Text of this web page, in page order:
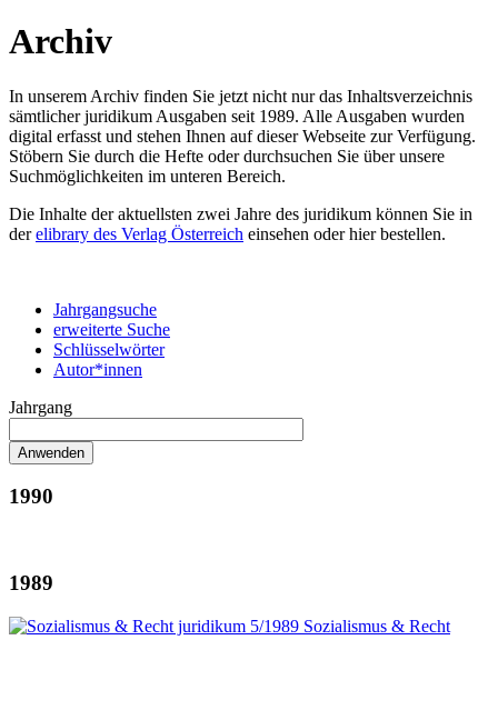
Archiv
In unserem Archiv finden Sie jetzt nicht nur das Inhaltsverzeichnis
sämtlicher juridikum Ausgaben seit 1989. Alle Ausgaben wurden
digital erfasst und stehen Ihnen auf dieser Webseite zur Verfügung.
Stöbern Sie durch die Hefte oder durchsuchen Sie über unsere
Suchmöglichkeiten im unteren Bereich.
Die Inhalte der aktuellsten zwei Jahre des juridikum können Sie in
derelibrary des Verlag Österreich einsehen oder hier bestellen.
Jahrgangsuche
erweiterte Suche
Schlüsselwörter
Autor*innen
Jahrgang
1990
1989